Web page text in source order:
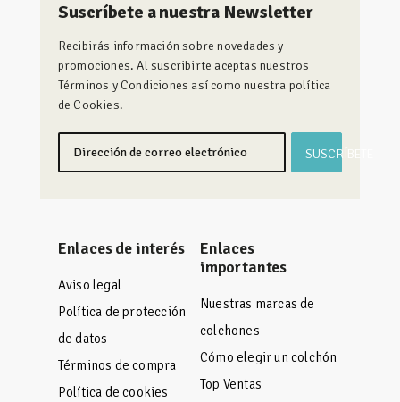
Suscríbete a nuestra Newsletter
Recibirás información sobre novedades y
promociones. Al suscribirte aceptas nuestros
Términos y Condiciones así como nuestra política
de Cookies.
SUSCRÍBETE
Enlaces de interés
Aviso legal
Política de protección
de datos
Términos de compra
Política de cookies
Enlaces
importantes
Nuestras marcas de
colchones
Cómo elegir un colchón
Top Ventas